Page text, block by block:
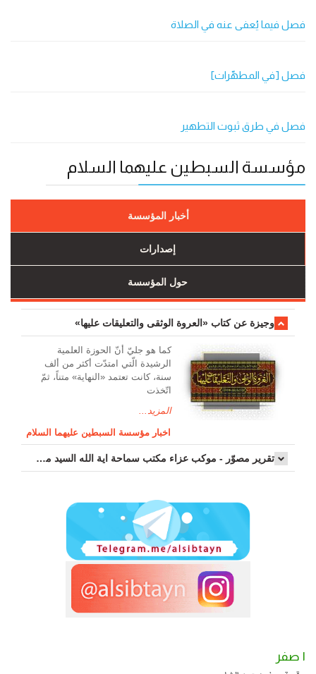
فصل فيما يُعفى عنه في الصلاة
فصل [في المطهّرات]
فصل في طرق ثبوت التطهير
مؤسسة السبطين عليهما السلام
أخبار المؤسسة
إصدارات
حول المؤسسة
وجیزة عن کتاب «العروة الوثقی والتعلیقات علیها»
کما هو جليّ أنّ الحوزة العلمیة
الرشیدة الّتي امتدّت أكثر من ألف
سنة، كانت تعتمد «النهاية» متناً، ثمّ
اتّخذت
المزيد...
اخبار مؤسسة السبطين عليهما السلام
تقرير مصوّر - موكب عزاء مکتب سماحة اية الله السيد مرتضى الموسوي الاصفهاني في يوم إستشهاد السيدة فاطم...